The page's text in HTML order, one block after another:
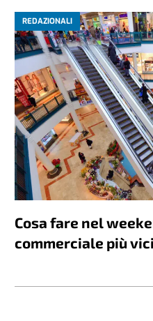
REDAZIONALI
Cosa fare nel
commerciale più